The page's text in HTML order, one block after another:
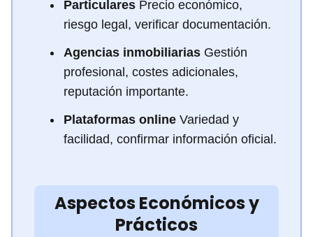
Particulares Precio económico,
riesgo legal, verificar documentación.
Agencias inmobiliarias Gestión
profesional, costes adicionales,
reputación importante.
Plataformas online Variedad y
facilidad, confirmar información oficial.
Aspectos Económicos y
Prácticos